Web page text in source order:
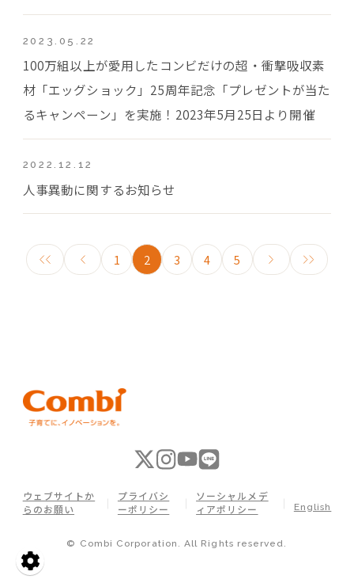
2023.05.22
100万組以上が愛用したコンビだけの超・衝撃吸収素
材「エッグショック」25周年記念「プレゼントが当た
るキャンペーン」を実施！2023年5月25日より開催
2022.12.12
人事異動に関するお知らせ
1 2 3 4 5
© Combi Corporation. All Rights reserved.
ウェブサイトか
らのお願い
プライバシ
ーポリシー
ソーシャルメデ
ィアポリシー
English